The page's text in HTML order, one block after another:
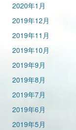
2020年1月
2019年12月
2019年11月
2019年10月
2019年9月
2019年8月
2019年7月
2019年6月
2019年5月